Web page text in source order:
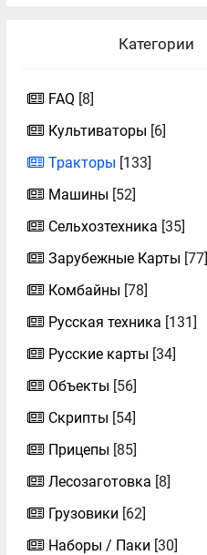
Категории
FAQ [8]
Культиваторы [6]
Тракторы [133]
Машины [52]
Сельхозтехника [35]
Зарубежные Карты [77]
Комбайны [78]
Русская техника [131]
Русские карты [34]
Объекты [56]
Скрипты [54]
Прицепы [85]
Лесозаготовка [8]
Грузовики [62]
Наборы / Паки [30]